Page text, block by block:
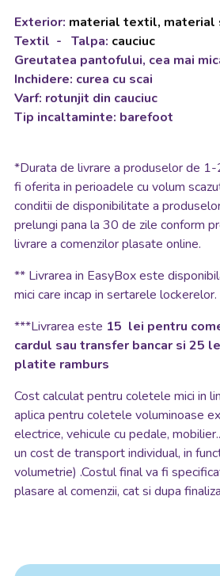
Exterior: material textil, material
Textil - Talpa: cauciuc
Greutatea pantofului, cea mai
Inchidere: curea cu scai
Varf: rotunjit din cauciuc
Tip incaltaminte: barefoot
*Durata de livrare a produselor de
fi oferita in perioadele cu volum
conditii de disponibilitate a
prelungi pana la 30 de zile conform
livrare a comenzilor plasate online.
** Livrarea in EasyBox este
mici care incap in sertarele lockerelor.
***Livrarea este 15 lei pentru
cardul sau transfer bancar si 25
platite ramburs
Cost calculat pentru coletele mici in
aplica pentru coletele voluminoase
electrice, vehicule cu pedale,
un cost de transport individual, in
volumetrie) .Costul final va fi
plasare al comenzii, cat si dupa